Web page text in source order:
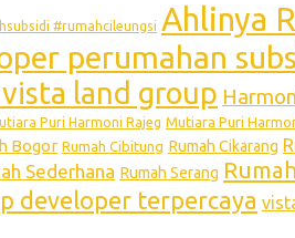
#rumahcileungsi Ahlinya
perumahan
land group
Puri Harmoni Rajeg Mutiara Puri
Bogor Rumah Cibitung Rumah Cikarang
Sederhana Rumah Serang
developer terpercaya